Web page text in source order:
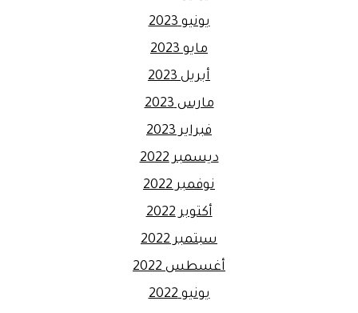
يونيو 2023
مايو 2023
أبريل 2023
مارس 2023
فبراير 2023
ديسمبر 2022
نوفمبر 2022
أكتوبر 2022
سبتمبر 2022
أغسطس 2022
يونيو 2022